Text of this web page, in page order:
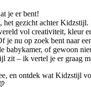
je er bent!
het gezicht achter Kidzstijl.
vol creativiteit, kleur
je nu op zoek bent naar
babykamer, of gewoon
zit – ik vertel je er graag
en ontdek wat Kidzstijl